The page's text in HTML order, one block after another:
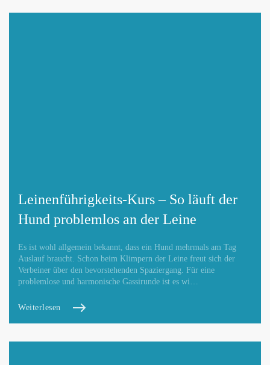
Leinenführigkeits-Kurs – So läuft der
Hund problemlos an der Leine
Es ist wohl allgemein bekannt, dass ein Hund mehrmals am Tag
Auslauf braucht. Schon beim Klimpern der Leine freut sich der
Verbeiner über den bevorstehenden Spaziergang. Für eine
problemlose und harmonische Gassirunde ist es wi…
Weiterlesen